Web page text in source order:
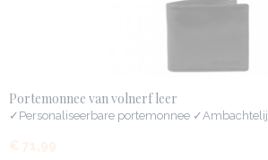
Portemonnee van volnerf leer
✓Personaliseerbare portemonnee
€ 71,99